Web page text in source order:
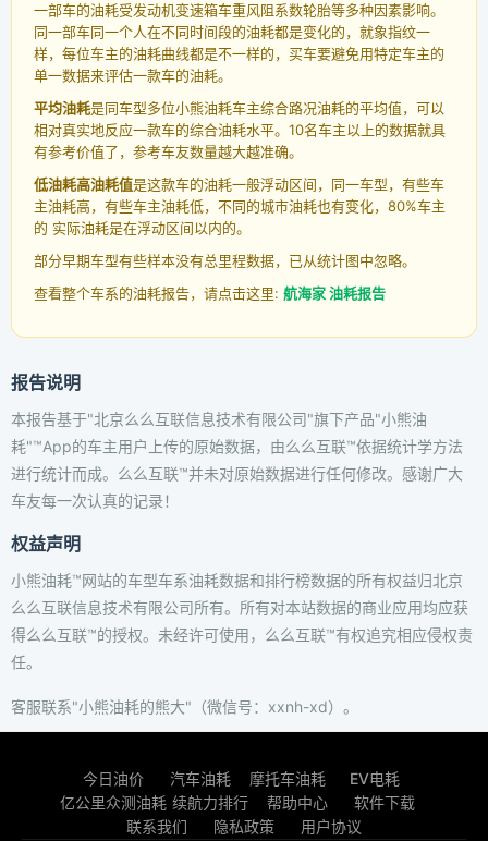
一部车的油耗受发动机变速箱车重风阻系数轮胎等多种因素影响。
同一部车同一个人在不同时间段的油耗都是变化的，就象指纹一
样，每位车主的油耗曲线都是不一样的，买车要避免用特定车主的
单一数据来评估一款车的油耗。
平均油耗是同车型多位小熊油耗车主综合路况油耗的平均值，可以
相对真实地反应一款车的综合油耗水平。10名车主以上的数据就具
有参考价值了，参考车友数量越大越准确。
低油耗高油耗值是这款车的油耗一般浮动区间，同一车型，有些车
主油耗高，有些车主油耗低，不同的城市油耗也有变化，80%车主
的 实际油耗是在浮动区间以内的。
部分早期车型有些样本没有总里程数据，已从统计图中忽略。
查看整个车系的油耗报告，请点击这里: 航海家 油耗报告
报告说明
本报告基于"北京么么互联信息技术有限公司"旗下产品"小熊油
耗"™App的车主用户上传的原始数据，由么么互联™依据统计学方法
进行统计而成。么么互联™并未对原始数据进行任何修改。感谢广大
车友每一次认真的记录！
权益声明
小熊油耗™网站的车型车系油耗数据和排行榜数据的所有权益归北京
么么互联信息技术有限公司所有。所有对本站数据的商业应用均应获
得么么互联™的授权。未经许可使用，么么互联™有权追究相应侵权责
任。
客服联系"小熊油耗的熊大"（微信号：xxnh-xd）。
今日油价 汽车油耗 摩托车油耗
EV电耗
亿公里众测油耗 续航力排行 帮助中心
软件下载
联系我们
隐私政策 用户协议